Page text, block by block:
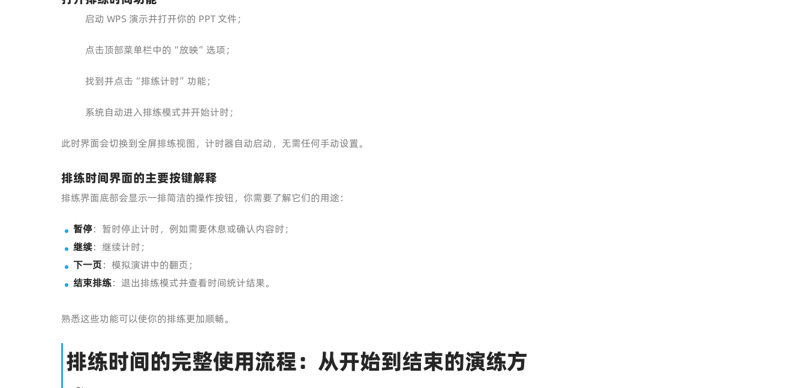
启动 WPS 演示并打开你的 PPT 文件；
点击顶部菜单栏中的“放映”选项；
找到并点击“排练计时”功能；
系统自动进入排练模式并开始计时；
此时界面会切换到全屏排练视图，计时器自动启动，无需任何手动设置。
排练时间界面的主要按键解释
排练界面底部会显示一排简洁的操作按钮，你需要了解它们的用途：
暂停：暂时停止计时，例如需要休息或确认内容时；
继续：继续计时；
下一页：模拟演讲中的翻页；
结束排练：退出排练模式并查看时间统计结果。
熟悉这些功能可以使你的排练更加顺畅。
排练时间的完整使用流程：从开始到结束的演练方